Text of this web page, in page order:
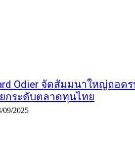
Odier จัดสัมมนาใหญ่ถอ
กระดับตลาดทุนไทย
09/2025